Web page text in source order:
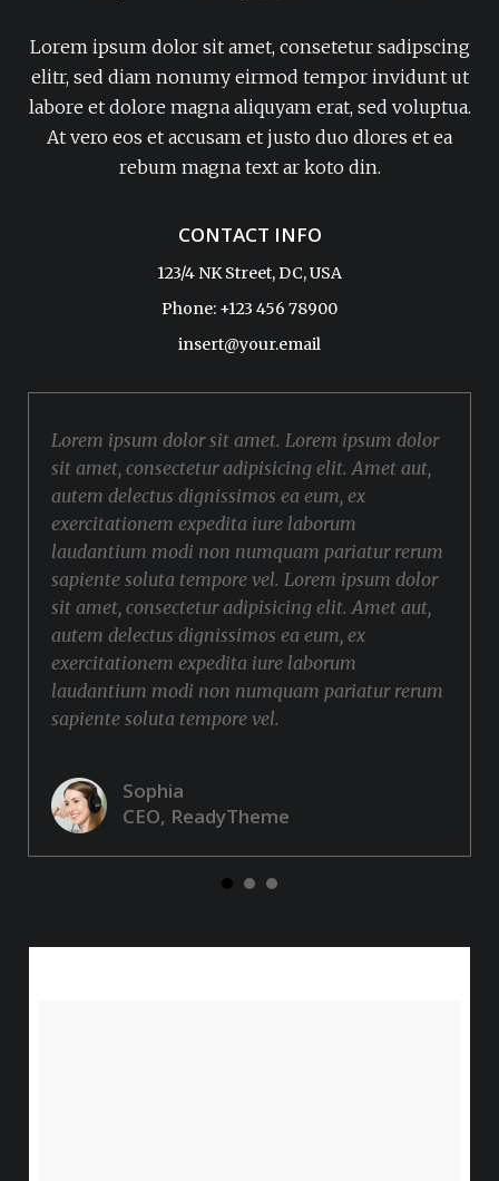
Lorem ipsum dolor sit amet, consetetur sadipscing
elitr, sed diam nonumy eirmod tempor invidunt ut
labore et dolore magna aliquyam erat, sed voluptua.
At vero eos et accusam et justo duo dlores et ea
rebum magna text ar koto din.
CONTACT INFO
123/4 NK Street, DC, USA
Phone: +123 456 78900
insert@your.email
Lorem ipsum dolor sit amet. Lorem ipsum dolor
sit amet, consectetur adipisicing elit. Amet aut,
autem delectus dignissimos ea eum, ex
exercitationem expedita iure laborum
laudantium modi non numquam pariatur rerum
sapiente soluta tempore vel. Lorem ipsum dolor
sit amet, consectetur adipisicing elit. Amet aut,
autem delectus dignissimos ea eum, ex
exercitationem expedita iure laborum
laudantium modi non numquam pariatur rerum
sapiente soluta tempore vel.
Sophia
CEO, ReadyTheme